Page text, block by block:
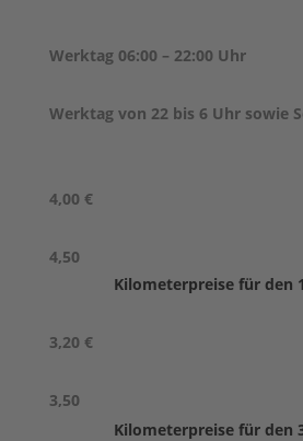
Werktag 06:00 – 22:00 Uhr
Werktag von 22 bis 6 Uhr sowie
4,00 €
4,50
Kilometerpreise für den
3,20 €
3,50
Kilometerpreise für den